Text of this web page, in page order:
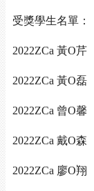
受獎學生名單：
2022ZCa 黃O芹
2022ZCa 黃O磊
2022ZCa 曾O馨
2022ZCa 戴O森
2022ZCa 廖O翔